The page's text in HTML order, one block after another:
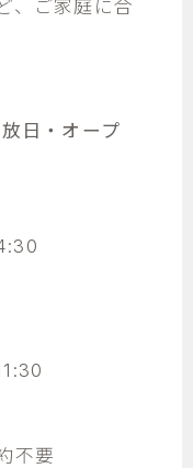
、ご家庭に合
日・オープ
不要